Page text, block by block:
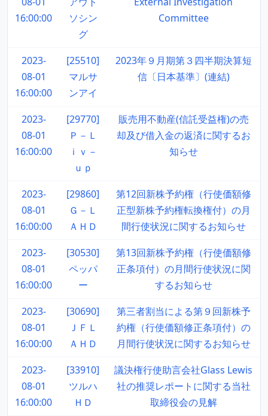
16:00:00
ソシン
グ
Committee
2023-
08-01
16:00:00
[25510]
マルサ
ンアイ
2023年９月期第３四半期決算短
信〔日本基準〕(連結)
2023-
08-01
16:00:00
[29770]
Ｐ－Ｌ
ｉｖ－
ｕｐ
販売用不動産(信託受益権)の売
却及び借入金の返済に関するお
知らせ
2023-
08-01
16:00:00
[29860]
Ｇ－Ｌ
ＡＨＤ
第12回新株予約権（行使価額修
正型新株予約権転換権付）の月
間行使状況に関するお知らせ
2023-
08-01
16:00:00
[30530]
ペッパ
ー
第13回新株予約権（行使価額修
正条項付）の月間行使状況に関
するお知らせ
2023-
08-01
16:00:00
[30690]
ＪＦＬ
ＡＨＤ
第三者割当による第９回新株予
約権（行使価額修正条項付）の
月間行使状況に関するお知らせ
2023-
08-01
16:00:00
[33910]
ツルハ
ＨＤ
議決権行使助言会社Glass Lewis
社の推奨レポートに関する当社
取締役会の見解